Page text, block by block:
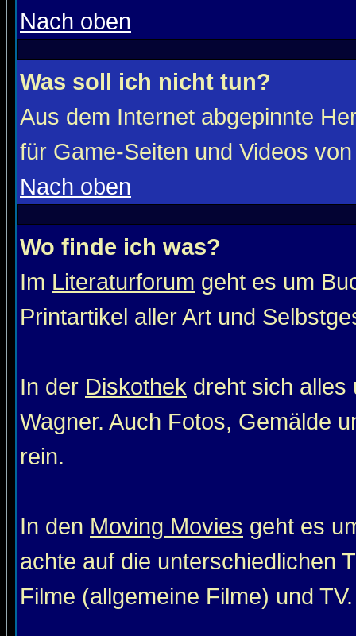
Nach oben
Was soll ich nicht tun?
Aus dem Internet abgepinnte
für Game-Seiten und Videos
Nach oben
Wo finde ich was?
Im Literaturforum geht es um
Printartikel aller Art und
In der Diskothek dreht sich alles
Wagner. Auch Fotos, Gemälde
rein.
In den Moving Movies geht es
achte auf die unterschiedlichen
Filme (allgemeine Filme) und